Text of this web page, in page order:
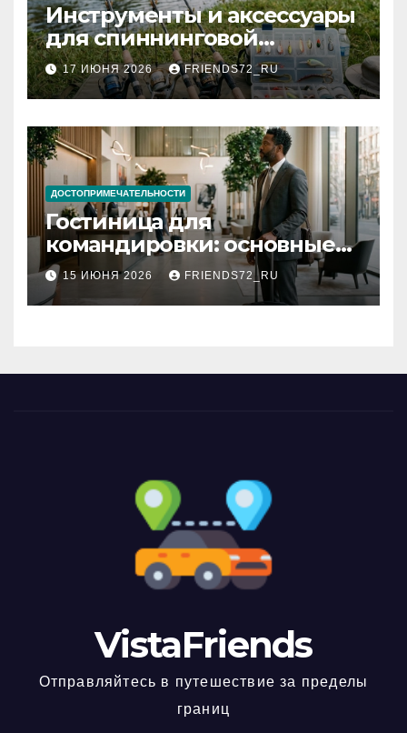
Инструменты и аксессуары
для спиннинговой
рыбалки: назначение и
типы
17 ИЮНЯ 2026 FRIENDS72_RU
ДОСТОПРИМЕЧАТЕЛЬНОСТИ
Гостиница для
командировки: основные
критерии выбора
15 ИЮНЯ 2026 FRIENDS72_RU
VistaFriends
Отправляйтесь в путешествие за пределы
границ